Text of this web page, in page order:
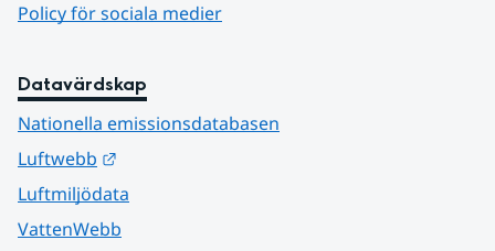
Policy för sociala medier
Datavärdskap
Nationella emissionsdatabasen
Luftwebb
Luftmiljödata
VattenWebb